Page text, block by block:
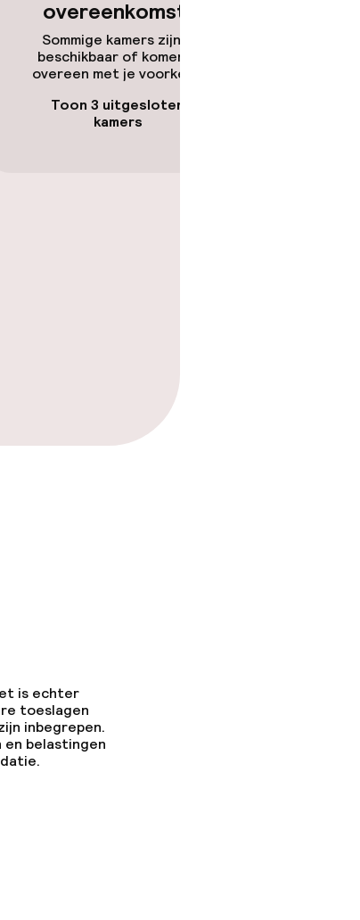
overeenkomsten
Sommige kamers zijn niet
beschikbaar of komen niet
overeen met je voorkeuren.
Toon 3 uitgesloten
kamers
is echter
toeslagen
inbegrepen.
belastingen